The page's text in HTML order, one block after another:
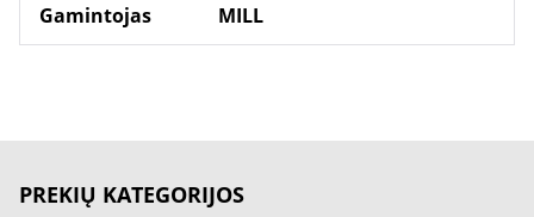
Gamintojas MILL
PREKIŲ KATEGORIJOS